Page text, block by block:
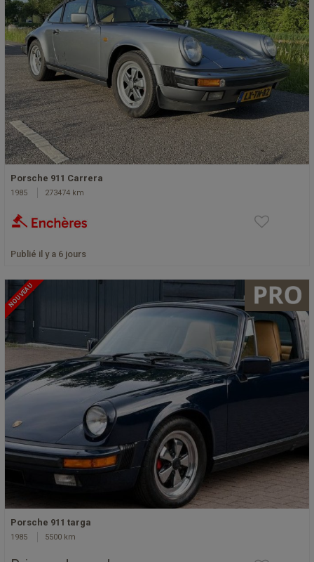
Porsche 911 Carrera
1985 273474 km
Publié il y a 6 jours
NOUVEAU
Porsche 911 targa
1985 5500 km